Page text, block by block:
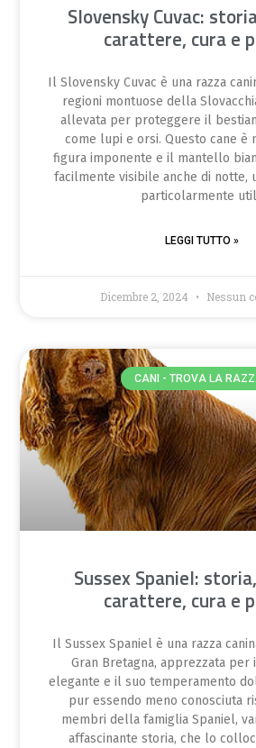
Slovensky Cuvac:
carattere, cura e
Il Slovensky Cuvac è una razza
regioni montuose della
allevata per proteggere il
come lupi e orsi. Questo cane è
figura imponente e il mantello
facilmente visibile anche di notte,
particolarmente
LEGGI TUTTO »
Dicembre 2, 2024 Nessun
CANI - TROVA LA
Sussex Spaniel:
carattere, cura e
Il Sussex Spaniel è una razza
Gran Bretagna, apprezzata per
elegante e il suo temperamento
pur essendo meno conosciuta
membri della famiglia Spaniel,
affascinante storia, che lo